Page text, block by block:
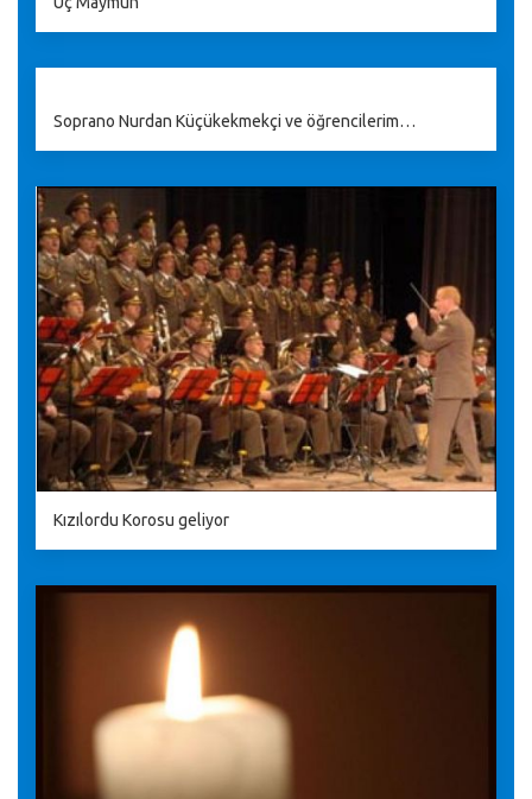
Soprano Nurdan Küçükekmekçi ve öğrencilerim…
Kızılordu Korosu geliyor